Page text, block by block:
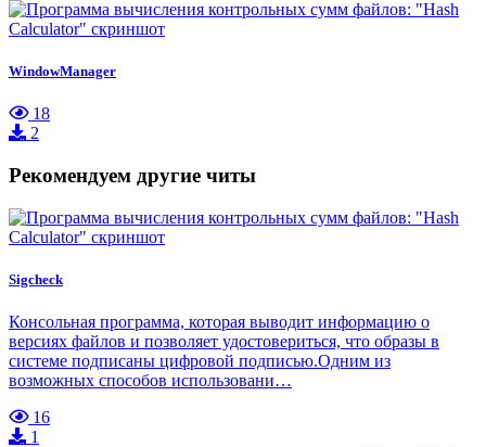
WindowManager
18
2
Рекомендуем другие читы
Sigcheck
Консольная программа, которая выводит информацию о
версиях файлов и позволяет удостовериться, что образы в
системе подписаны цифровой подписью.Одним из
возможных способов использовани…
16
1